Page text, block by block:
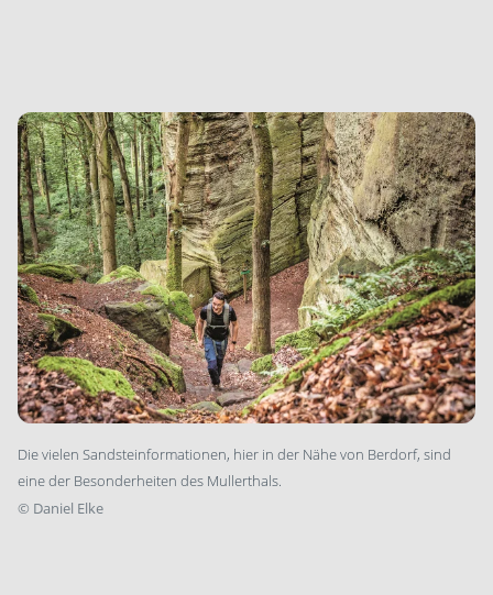
Die vielen Sandsteinformationen, hier in der Nähe von Berdorf, sind
eine der Besonderheiten des Mullerthals.
© Daniel Elke